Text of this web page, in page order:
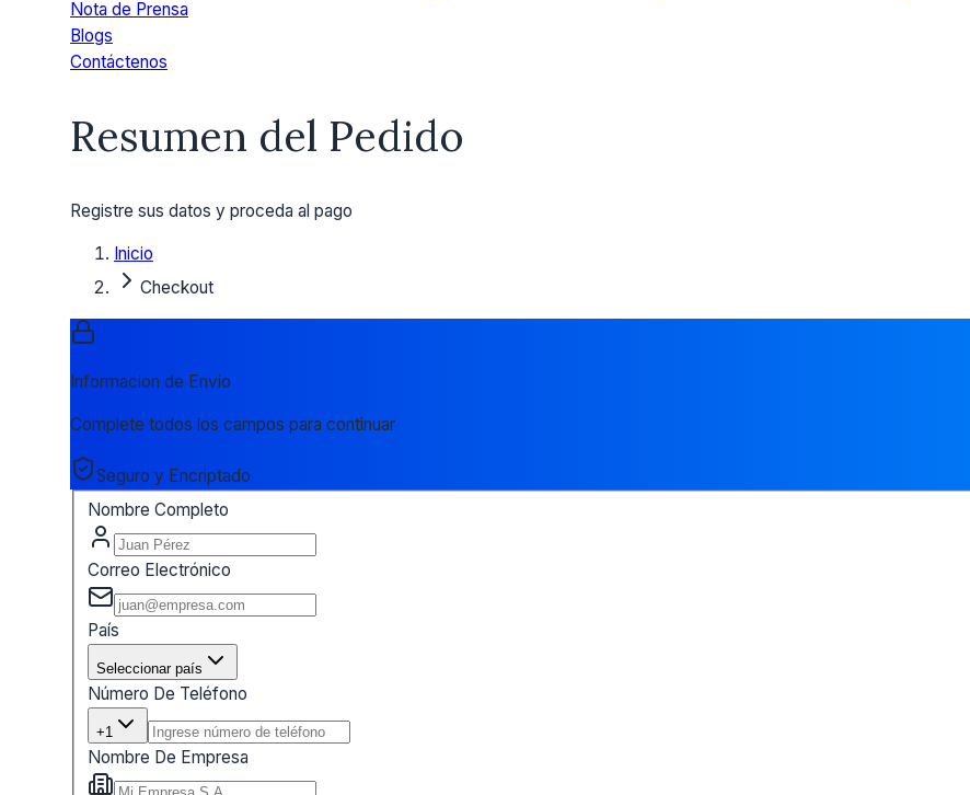
Nota de Prensa
Blogs
Contáctenos
Resumen del Pedido
Registre sus datos y proceda al pago
Inicio
Checkout
Informacion de Envio
Complete todos los campos para continuar
Seguro y Encriptado
Nombre Completo
Correo Electrónico
País
Seleccionar país
Número De Teléfono
+1
Nombre De Empresa